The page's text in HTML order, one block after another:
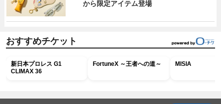
から限定アイテム登場
おすすめチケット
新日本プロレス G1
CLIMAX 36
FortuneX ～王者への道～ MISIA